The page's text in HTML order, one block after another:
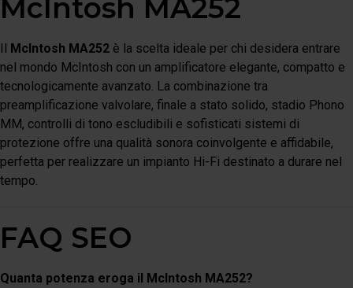
McIntosh MA252
Il McIntosh MA252 è la scelta ideale per chi desidera entrare
nel mondo McIntosh con un amplificatore elegante, compatto e
tecnologicamente avanzato. La combinazione tra
preamplificazione valvolare, finale a stato solido, stadio Phono
MM, controlli di tono escludibili e sofisticati sistemi di
protezione offre una qualità sonora coinvolgente e affidabile,
perfetta per realizzare un impianto Hi-Fi destinato a durare nel
tempo.
FAQ SEO
Quanta potenza eroga il McIntosh MA252?